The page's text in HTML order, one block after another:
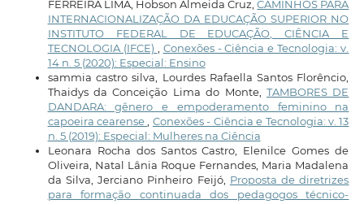
FERREIRA LIMA, Hobson Almeida Cruz,CAMINHOS PARA
INTERNACIONALIZAÇÃO DA EDUCAÇÃO SUPERIOR NO
INSTITUTO FEDERAL DE EDUCAÇÃO, CIÊNCIA E
TECNOLOGIA (IFCE) , Conexões - Ciência e Tecnologia: v.
14 n. 5 (2020): Especial: Ensino
sammia castro silva, Lourdes Rafaella Santos Florêncio,
Thaidys da Conceição Lima do Monte,TAMBORES DE
DANDARA: gênero e empoderamento feminino na
capoeira cearense, Conexões - Ciência e Tecnologia: v. 13
n. 5 (2019): Especial: Mulheres na Ciência
Leonara Rocha dos Santos Castro, Elenilce Gomes de
Oliveira, Natal Lânia Roque Fernandes, Maria Madalena
da Silva, Jerciano Pinheiro Feijó, Proposta de diretrizes
para formação continuada dos pedagogos técnico-